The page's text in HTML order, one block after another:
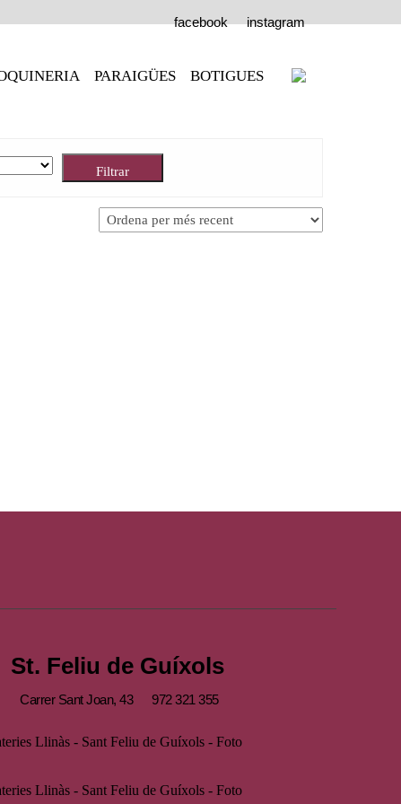
facebook instagram
PARAIGÜES BOTIGUES
Filtrar
St. Feliu de Guíxols
Carrer Sant Joan, 43 972 321 355